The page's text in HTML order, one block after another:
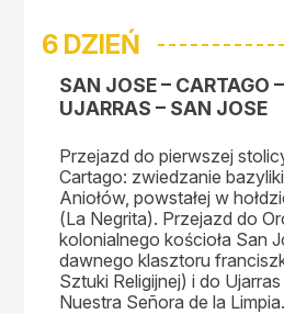
6 DZIEŃ
SAN JOSE – CARTAGO
UJARRAS – SAN JOSE
Przejazd do pierwszej
Cartago: zwiedzanie
Aniołów, powstałej w
(La Negrita). Przejazd do
kolonialnego kościoła San
dawnego klasztoru
Sztuki Religijnej) i do
Nuestra Señora de la Limpia.